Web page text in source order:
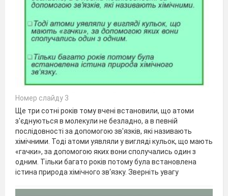
Номер слайду 3
Ще три сотні років тому вчені встановили, що атоми
з'єднуються в молекули не безладно, а в певній
послідовності за допомогою зв'язків, які називають
хімічними. Тоді атоми уявляли у вигляді кульок, що мають
«гачки», за допомогою яких вони сполучались один з
одним. Тільки багато років потому була встановлена
істина природа хімічного зв‘язку. Зверніть увагу